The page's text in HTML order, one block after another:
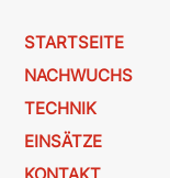
STARTSEITE
NACHWUCHS
TECHNIK
EINSÄTZE